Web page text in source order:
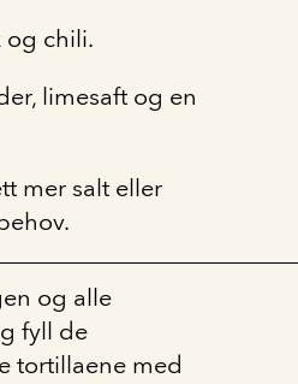
og chili.
limesaft og en
mer salt eller
og alle
fyll de
tortillaene med